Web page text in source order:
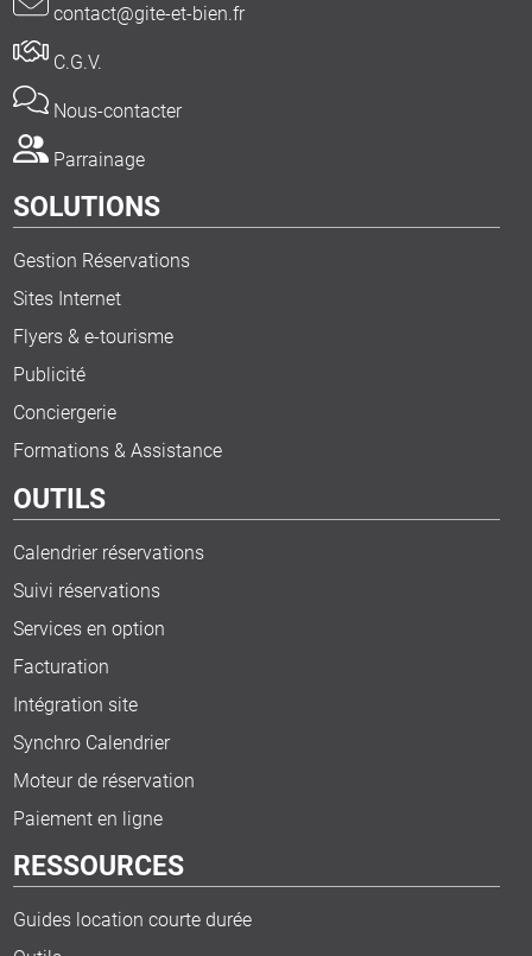
contact@gite-et-bien.fr
C.G.V.
Nous-contacter
Parrainage
SOLUTIONS
Gestion Réservations
Sites Internet
Flyers & e-tourisme
Publicité
Conciergerie
Formations & Assistance
OUTILS
Calendrier réservations
Suivi réservations
Services en option
Facturation
Intégration site
Synchro Calendrier
Moteur de réservation
Paiement en ligne
RESSOURCES
Guides location courte durée